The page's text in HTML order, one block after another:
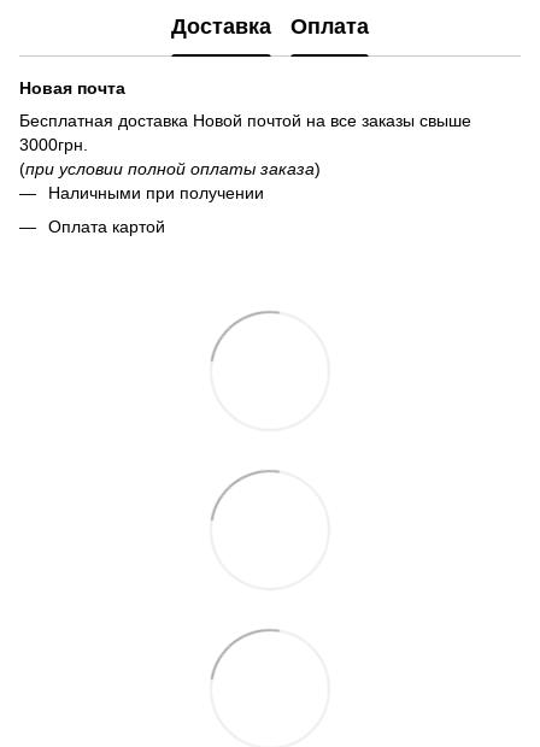
Доставка Оплата
Новая почта
Бесплатная доставка Новой почтой на все заказы свыше
3000грн.
(при условии полной оплаты заказа)
Наличными при получении
Оплата картой